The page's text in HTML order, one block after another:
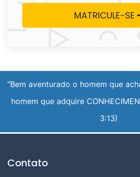
MATRICULE-SE
"Bem aventurado o homem que
homem que adquire
3:13)
R2 Formação
Contato